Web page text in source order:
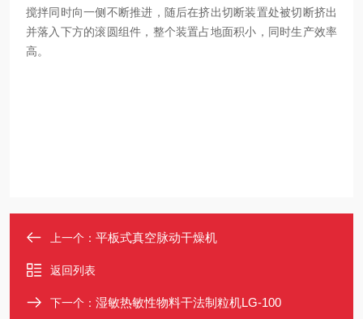
搅拌同时向一侧不断推进，随后在挤出切断装置处被切断挤出
并落入下方的滚圆组件，整个装置占地面积小，同时生产效率
高。
上一个： 平板式真空脉动干燥机
返回列表
下一个： 湿敏热敏性物料干法制粒机LG-100